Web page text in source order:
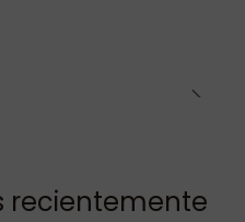
recientemente